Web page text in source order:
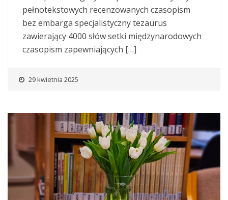
pełnotekstowych recenzowanych czasopism
bez embarga specjalistyczny tezaurus
zawierający 4000 słów setki międzynarodowych
czasopism zapewniających […]
29 kwietnia 2025